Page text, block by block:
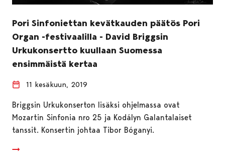
Pori Sinfoniettan kevätkauden päätös Pori
Organ -festivaalilla - David Briggsin
Urkukonsertto kuullaan Suomessa
ensimmäistä kertaa
11 kesäkuun, 2019
Briggsin Urkukonserton lisäksi ohjelmassa ovat
Mozartin Sinfonia nro 25 ja Kodályn Galantalaiset
tanssit. Konsertin johtaa Tibor Bóganyi.